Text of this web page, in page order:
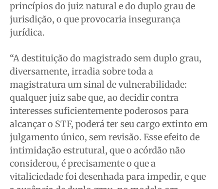
princípios do juiz natural e do duplo grau de
jurisdição, o que provocaria insegurança
jurídica.
“A destituição do magistrado sem duplo grau,
diversamente, irradia sobre toda a
magistratura um sinal de vulnerabilidade:
qualquer juiz sabe que, ao decidir contra
interesses suficientemente poderosos para
alcançar o STF, poderá ter seu cargo extinto em
julgamento único, sem revisão. Esse efeito de
intimidação estrutural, que o acórdão não
considerou, é precisamente o que a
vitaliciedade foi desenhada para impedir, e que